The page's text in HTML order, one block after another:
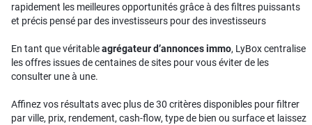
rapidement les meilleures opportunités grâce à des filtres puissants
et précis pensé par des investisseurs pour des investisseurs
En tant que véritableagrégateur d’annonces immo, LyBox centralise
les offres issues de centaines de sites pour vous éviter de les
consulter une à une.
Affinez vos résultats avec plus de 30 critères disponibles pour filtrer
par ville, prix, rendement, cash-flow, type de bien ou surface et laissez